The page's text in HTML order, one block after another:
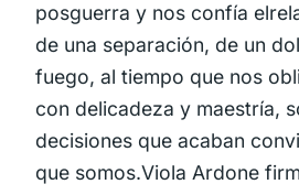
posguerra y nos confía
de una separación, de un
fuego, al tiempo que nos
con delicadeza y maestría,
decisiones que acaban
que somos.Viola Ardone